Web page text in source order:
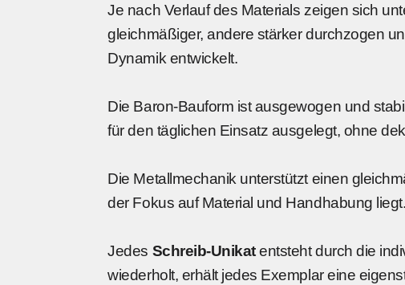
Je nach Verlauf des Materials zeigen sich
gleichmäßiger, andere stärker durchzogen
Dynamik entwickelt.
Die Baron-Bauform ist ausgewogen und
für den täglichen Einsatz ausgelegt, ohne
Die Metallmechanik unterstützt einen
der Fokus auf Material und Handhabung liegt.
Jedes Schreib-Unikatentsteht durch die
wiederholt, erhält jedes Exemplar eine